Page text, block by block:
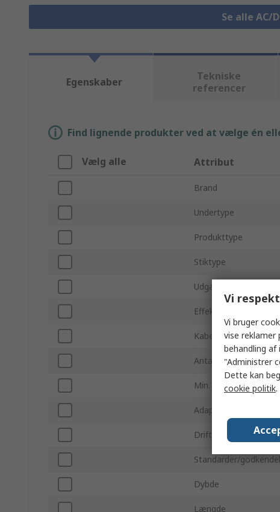
Se alle AC/
Egenskaber
Tekniske
referencer
Find lignende produkter ved at vælge én
Vælg alle Attribut
Brand
Undertype
Produkttype
Stiktype
Udgangsspænding
Effekt
Kabellængde
Antal udgange
Min. driftstemperatur
Adapterstrøm
Driftstemperatur
Standarder/
Dybde
Længde
Vi
Vi bruger
vise reklamer
behandling
"Administrer
Dette kan
cookie politik.